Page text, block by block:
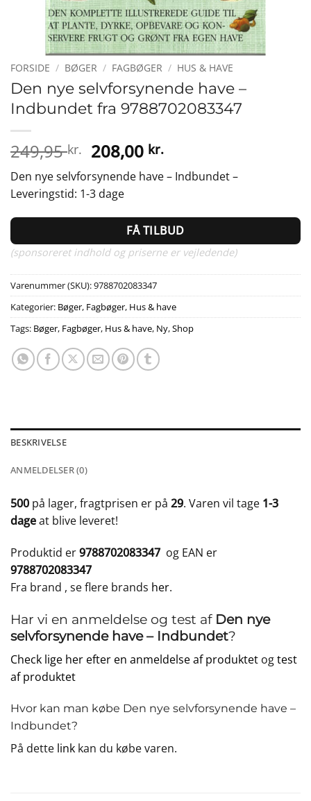
FORSIDE / BØGER / FAGBØGER / HUS & HAVE
Den nye selvforsynende have –
Indbundet fra 9788702083347
249,95kr. Den
oprindelige
pris
var:
249,95 kr..
208,00 kr.Den
aktuelle
pris
208,00 kr..
Den nye selvforsynende have – Indbundet –
Leveringstid: 1-3 dage
FÅ TILBUD
(sponsoreret indhold og priserne er vejledende)
Varenummer (SKU):9788702083347
Kategorier: Bøger, Fagbøger, Hus & have
Tags: Bøger, Fagbøger, Hus & have, Ny,Shop
BESKRIVELSE
ANMELDELSER (0)
500 på lager, fragtprisen er på 29. Varen vil tage 1-3
dageat blive leveret!
Produktid er9788702083347 og EAN er
9788702083347
Fra brand , se flere brands her.
Har vi en anmeldelse og test af Den nye
selvforsynende have – Indbundet?
Check lige her efter en anmeldelse af produktet ogtest
af produktet
Hvor kan man købe Den nye selvforsynende have –
Indbundet?
På dette link kan du købe varen.